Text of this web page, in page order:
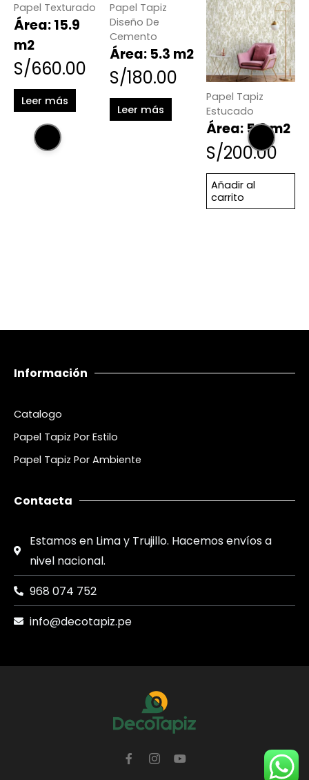
Papel Texturado
Área: 15.9
m2
S/660.00
Leer más
Papel Tapiz
Diseño De
Cemento
Área: 5.3 m2
S/180.00
Leer más
Papel Tapiz
Estucado
Área: 5.3 m2
S/200.00
Añadir al
carrito
Información
Catalogo
Papel Tapiz Por Estilo
Papel Tapiz Por Ambiente
Contacta
Estamos en Lima y Trujillo. Hacemos envíos a
nivel nacional.
968 074 752
info@decotapiz.pe